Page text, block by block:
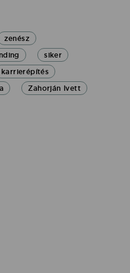
zenész
siker
karrierépítés
Zahorján Ivett